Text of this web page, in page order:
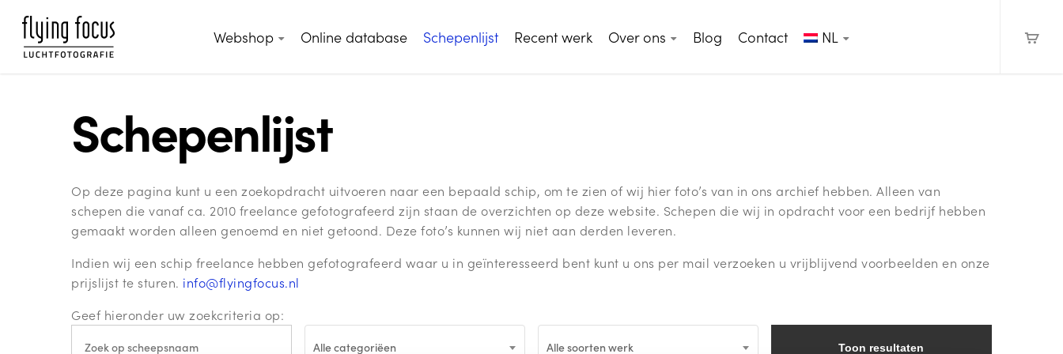
main
Webshop Online database Schepenlijst Recent werk Over ons Blog Contact NL
Schepenlijst
Op deze pagina kunt u een zoekopdracht uitvoeren naar een bepaald schip, om te zien of wij hier foto’s van in ons archief hebben. Alleen van
schepen die vanaf ca. 2010 freelance gefotografeerd zijn staan de overzichten op deze website. Schepen die wij in opdracht voor een bedrijf hebben
gemaakt worden alleen genoemd en niet getoond. Deze foto’s kunnen wij niet aan derden leveren.
Indien wij een schip freelance hebben gefotografeerd waar u in geïnteresseerd bent kunt u ons per mail verzoeken u vrijblijvend voorbeelden en onze
prijslijst te sturen. info@flyingfocus.nl
Geef hieronder uw zoekcriteria op:
Alle categoriëen Alle soorten werk Toon resultaten